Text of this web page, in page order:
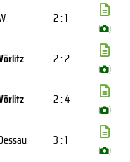
2 : 1
( )
2 : 2
( )
2 : 4
( )
3 : 1
( )